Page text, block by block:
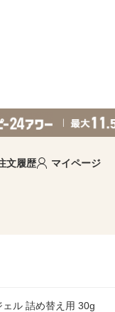
文履歴 マイページ
ル 詰め替え用 30g